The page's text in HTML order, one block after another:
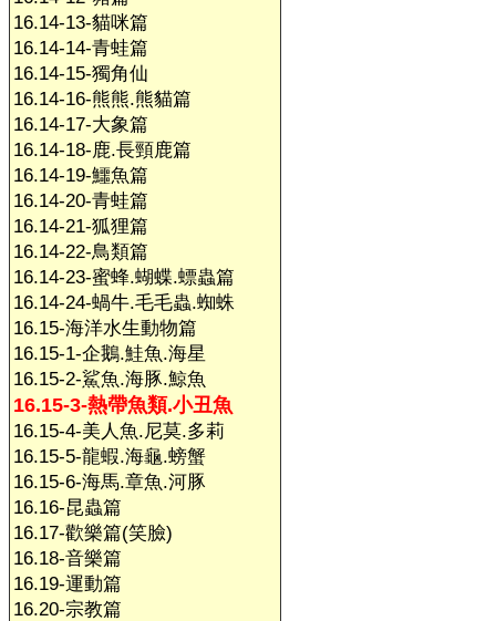
16.14-13-貓咪篇
16.14-14-青蛙篇
16.14-15-獨角仙
16.14-16-熊熊.熊貓篇
16.14-17-大象篇
16.14-18-鹿.長頸鹿篇
16.14-19-鱷魚篇
16.14-20-青蛙篇
16.14-21-狐狸篇
16.14-22-鳥類篇
16.14-23-蜜蜂.蝴蝶.螵蟲篇
16.14-24-蝸牛.毛毛蟲.蜘蛛
16.15-海洋水生動物篇
16.15-1-企鵝.鮭魚.海星
16.15-2-鯊魚.海豚.鯨魚
16.15-3-熱帶魚類.小丑魚
16.15-4-美人魚.尼莫.多莉
16.15-5-龍蝦.海龜.螃蟹
16.15-6-海馬.章魚.河豚
16.16-昆蟲篇
16.17-歡樂篇(笑臉)
16.18-音樂篇
16.19-運動篇
16.20-宗教篇